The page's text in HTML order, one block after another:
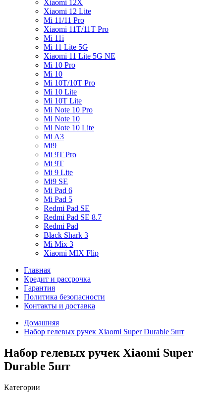
Xiaomi 12X
Xiaomi 12 Lite
Mi 11/11 Pro
Xiaomi 11T/11T Pro
Mi 11i
Mi 11 Lite 5G
Xiaomi 11 Lite 5G NE
Mi 10 Pro
Mi 10
Mi 10T/10T Pro
Mi 10 Lite
Mi 10T Lite
Mi Note 10 Pro
Mi Note 10
Mi Note 10 Lite
Mi A3
Mi9
Mi 9T Pro
Mi 9T
Mi 9 Lite
Mi9 SE
Mi Pad 6
Mi Pad 5
Redmi Pad SE
Redmi Pad SE 8.7
Redmi Pad
Black Shark 3
Mi Mix 3
Xiaomi MIX Flip
Главная
Кредит и рассрочка
Гарантия
Политика безопасности
Контакты и доставка
Домашняя
Набор гелевых ручек Xiaomi Super Durable 5шт
Набор гелевых ручек Xiaomi Super
Durable 5шт
Категории